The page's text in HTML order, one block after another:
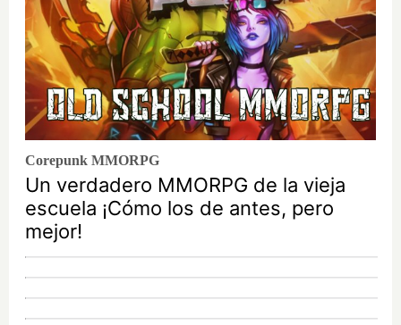
Corepunk MMORPG
Un verdadero MMORPG de la vieja
escuela ¡Cómo los de antes, pero
mejor!